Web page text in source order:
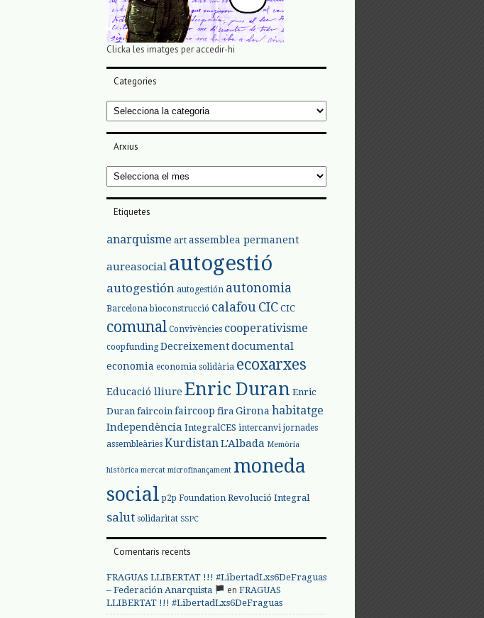
Clicka les imatges per accedir-hi
Categories
Categories
Arxius
Arxius
Etiquetes
anarquisme art assemblea permanent
aureasocial autogestió
autogestión autogestión autonomia
Barcelona bioconstrucció calafou CIC CIC
comunal Convivències cooperativisme
coopfunding Decreixementdocumental
economia economia solidària ecoxarxes
Educació lliure Enric Duran Enric
Duran faircoin faircoop fira Girona habitatge
Independència IntegralCES intercanvi jornades
assembleàries Kurdistan L'Albada Memòria
històrica mercat microfinançament moneda
social p2p Foundation Revolució Integral
salut solidaritat SSPC
Comentaris recents
FRAGUAS LLIBERTAT !!! #LibertadLxs6DeFraguas
– Federación Anarquista
en FRAGUAS
LLIBERTAT !!! #LibertadLxs6DeFraguas